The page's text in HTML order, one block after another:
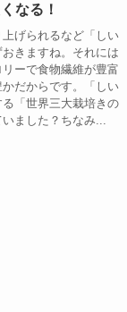
なる！
げられるなど「しい
きますね。それには
ーで食物繊維が豊富
だからです。「しい
「世界三大栽培きの
ました？ちなみ...